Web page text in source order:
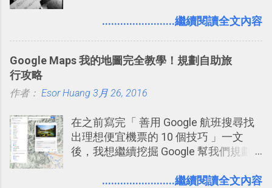
方便教學 」。這篇文章則從印照片出
一個什麼樣的管理工具，讓這麼多人都
念」的管理教學文章： 把 Evernote 當
Google Drive 變身 Trello ！幫雲端硬碟
著 Trello ，卻還沒有在電腦玩物上寫過
一篇完整的介紹！雖然錯過了幾年前第
一時間推薦 Trello 的時機，但在這段時
澱自己的使用方法，歸納出「 為什麼值
........................繼續閱讀全文內容
Google Maps 我的地圖完全教學！規劃自助旅
行攻略
作者： Esor Huang 3月 26, 2016
在之前寫完「 善用 Google 航班搜尋找
出理想便宜機票的 10 個技巧 」一文
後，我想繼續挖掘 Google 幫我們規劃
入的來聊聊 Google 的「我的地圖」服
........................繼續閱讀全文內容